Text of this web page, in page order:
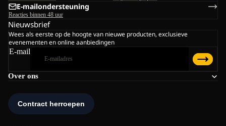
Over ons
E-mailondersteuning
Reacties binnen 48 uur
Nieuwsbrief
Wees als eerste op de hoogte van nieuwe producten, exclusieve
evenementen en online aanbiedingen
E-mail